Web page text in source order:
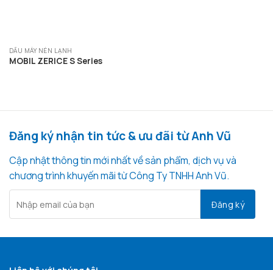
DẦU MÁY NÉN LẠNH
MOBIL ZERICE S Series
Đăng ký nhận tin tức & ưu đãi từ Anh Vũ
Cập nhật thông tin mới nhất về sản phẩm, dịch vụ và
chương trình khuyến mãi từ Công Ty TNHH Anh Vũ.